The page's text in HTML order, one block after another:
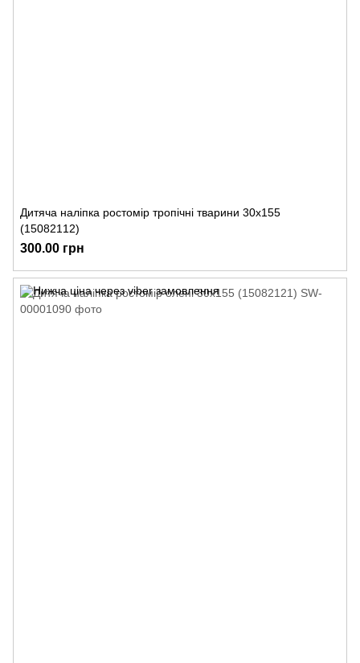
Дитяча наліпка ростомір тропічні тварини 30х155
(15082112)
300.00 грн